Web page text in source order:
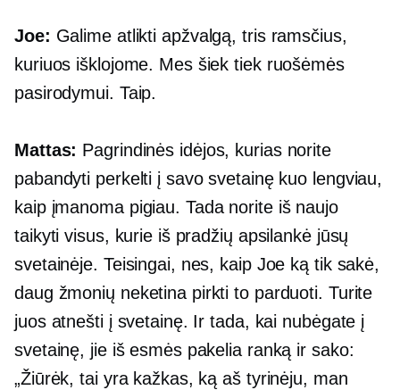
Joe: Galime atlikti apžvalgą, tris ramsčius,
kuriuos išklojome. Mes šiek tiek ruošėmės
pasirodymui. Taip.
Mattas: Pagrindinės idėjos, kurias norite
pabandyti perkelti į savo svetainę kuo lengviau,
kaip įmanoma pigiau. Tada norite iš naujo
taikyti visus, kurie iš pradžių apsilankė jūsų
svetainėje. Teisingai, nes, kaip Joe ką tik sakė,
daug žmonių neketina pirkti to parduoti. Turite
juos atnešti į svetainę. Ir tada, kai nubėgate į
svetainę, jie iš esmės pakelia ranką ir sako:
„Žiūrėk, tai yra kažkas, ką aš tyrinėju, man